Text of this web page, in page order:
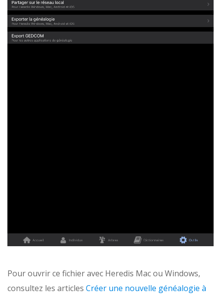
Pour ouvrir ce fichier avec Heredis Mac ou Windows,
consultez les articles Créer une nouvelle généalogie à